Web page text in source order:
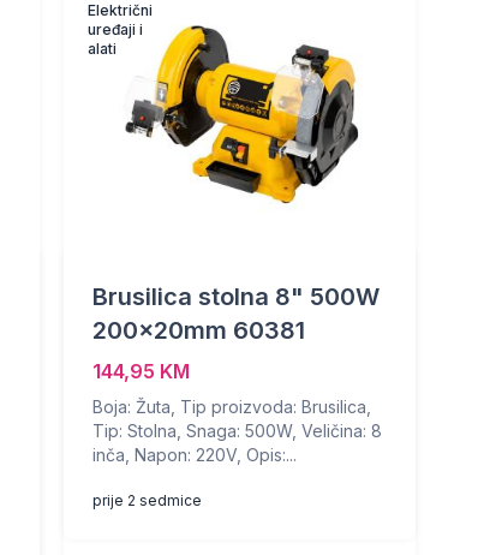
Električni
uređaji i
alati
Brusilica stolna 8" 500W
200x20mm 60381
144,95 KM
Boja: Žuta, Tip proizvoda: Brusilica,
Tip: Stolna, Snaga: 500W, Veličina: 8
inča, Napon: 220V, Opis:...
prije 2 sedmice